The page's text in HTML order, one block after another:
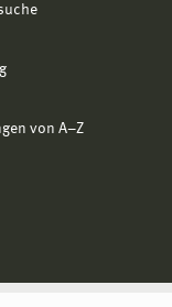
von A−Z